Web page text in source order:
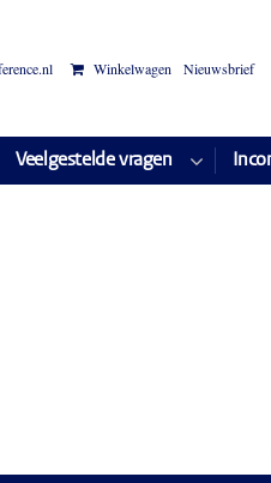
Winkelwagen Nieuwsbrief
Veelgestelde vragen